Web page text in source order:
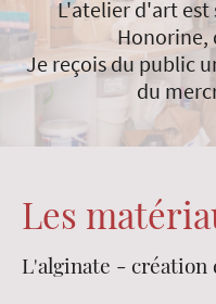
L'atelier d'art est
Honorine,
Je reçois du public
du
Les
L'alginate - création